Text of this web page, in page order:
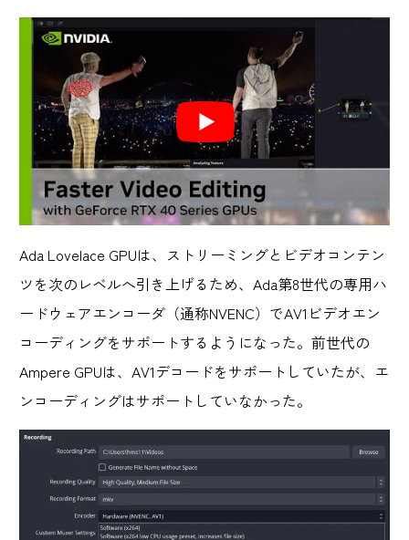
Ada Lovelace GPUは、ストリーミングとビデオコンテン
ツを次のレベルへ引き上げるため、Ada第8世代の専用ハ
ードウェアエンコーダ（通称NVENC）でAV1ビデオエン
コーディングをサポートするようになった。前世代の
Ampere GPUは、AV1デコードをサポートしていたが、エ
ンコーディングはサポートしていなかった。